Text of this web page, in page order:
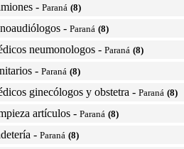
- Paraná (8)
- Paraná (8)
neumonologos - Paraná (8)
- Paraná (8)
ginecólogos y obstetra - Paraná (8)
artículos - Paraná (8)
- Paraná (8)